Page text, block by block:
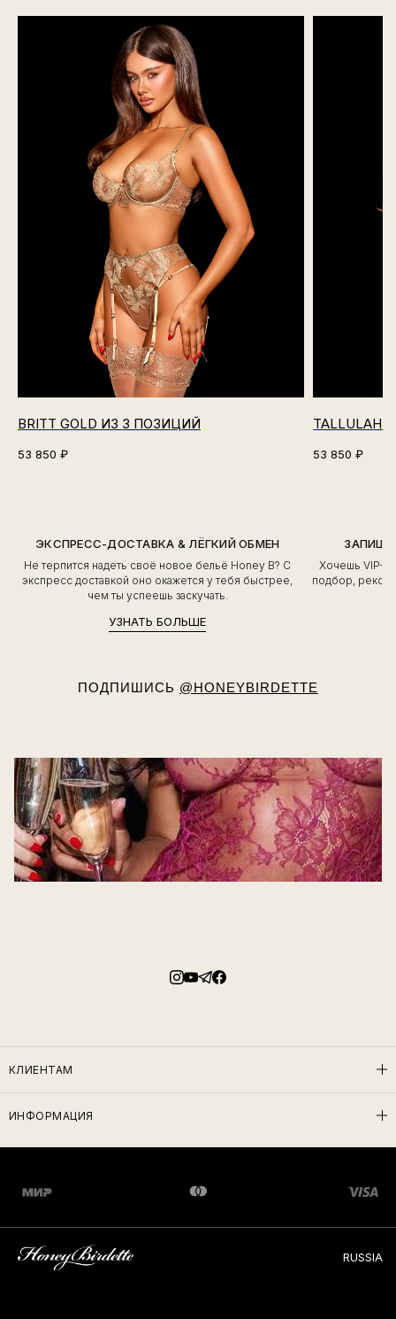
BRITT GOLD ИЗ 3 ПОЗИЦИЙ
53 850 ₽
TALLULAH
53 850 ₽
ЭКСПРЕСС-ДОСТАВКА & ЛЁГКИЙ ОБМЕН
Не терпится надеть своё новое бельё Honey B? С
экспресс доставкой оно окажется у тебя быстрее,
чем ты успеешь заскучать.
УЗНАТЬ БОЛЬШЕ
Хочешь VIP-
подбор,
ПОДПИШИСЬ @HONEYBIRDETTE
КЛИЕНТАМ
ИНФОРМАЦИЯ
RUSSIA